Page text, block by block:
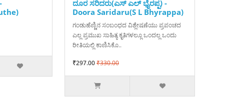
ದೂರ ಸರಿದರು(ಎಸ್ ಎಲ್ ಭೈರಪ್ಪ) -
Doora Saridaru(S L Bhyrappa)
ಗಂಡುಹೆಣ್ಣಿನ ಸಂಬಂಧದ ವಿಶ್ಲೇಷಣೆಯು ಪ್ರಪಂಚದ
ಎಲ್ಲ ಪ್ರಮುಖ ಸಾಹಿತ್ಯ ಕೃತಿಗಳಲ್ಲೂ ಒಂದಲ್ಲ ಒಂದು
ರೀತಿಯಲ್ಲಿ ಕಾಣಿಸಿಕೊ..
₹297.00₹330.00